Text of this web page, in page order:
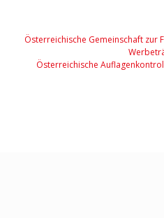
Österreichische Gemeinschaft zur
Österreichische